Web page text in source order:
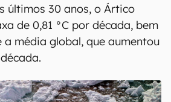
últimos 30 anos, o Ártico
de 0,81 °C por década, bem
a média global, que aumentou